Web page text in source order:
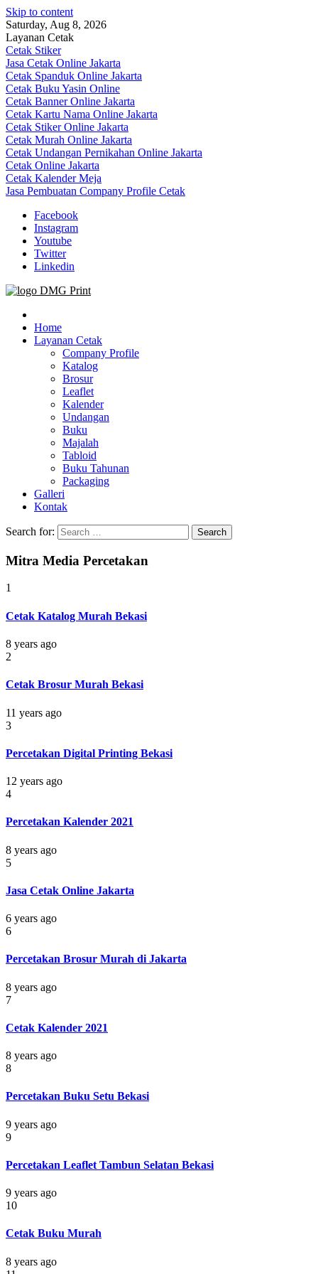
Skip to content
Saturday, Aug 8, 2026
Layanan Cetak
Cetak Stiker
Jasa Cetak Online Jakarta
Cetak Spanduk Online Jakarta
Cetak Buku Yasin Online
Cetak Banner Online Jakarta
Cetak Kartu Nama Online Jakarta
Cetak Stiker Online Jakarta
Cetak Murah Online Jakarta
Cetak Undangan Pernikahan Online Jakarta
Cetak Online Jakarta
Cetak Kalender Meja
Jasa Pembuatan Company Profile Cetak
Facebook
Instagram
Youtube
Twitter
Linkedin
Jasa Cetak Online DMG Printing
Home
Layanan Cetak
Company Profile
Katalog
Brosur
Leaflet
Kalender
Undangan
Buku
Majalah
Tabloid
Buku Tahunan
Packaging
Galleri
Kontak
Search for:
Mitra Media Percetakan
1
Cetak Katalog Murah Bekasi
8 years ago
2
Cetak Brosur Murah Bekasi
11 years ago
3
Percetakan Digital Printing Bekasi
12 years ago
4
Percetakan Kalender 2021
8 years ago
5
Jasa Cetak Online Jakarta
6 years ago
6
Percetakan Brosur Murah di Jakarta
8 years ago
7
Cetak Kalender 2021
8 years ago
8
Percetakan Buku Setu Bekasi
9 years ago
9
Percetakan Leaflet Tambun Selatan Bekasi
9 years ago
10
Cetak Buku Murah
8 years ago